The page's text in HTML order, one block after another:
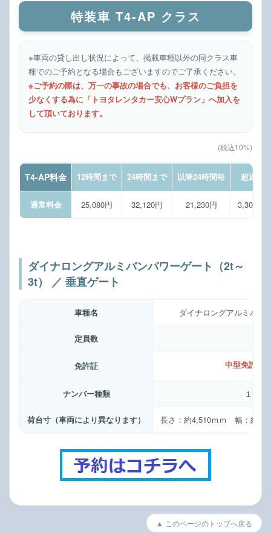
特装車 T4-AP クラス
※車両の貸し出し状況によって、掲載車種以外の同クラス車
種でのご予約となる場合もございますのでご了承ください。
※ご予約の際は、万一の事故の場合でも、お客様のご負担を
少なくする為に「トヨタレンタカー安心Wプラン」へ加入を
して頂いております。
(税込10%)
T4-AP料金 12時間まで 24時間まで 以降24時間毎 超過料
通常料金 25,080円 32,120円 21,230円 3,300円/
ダイナロングアルミバンパワーゲート（2t～
3t） ／ 垂直ゲート
車種名 ダイナロングアルミバン
定員数
免許証 中型免許以
ナンバー種類 １ナン
荷台寸（車両により異なります） 長さ：約4,510ｍｍ 幅：約
▲ このページのトップへ戻る